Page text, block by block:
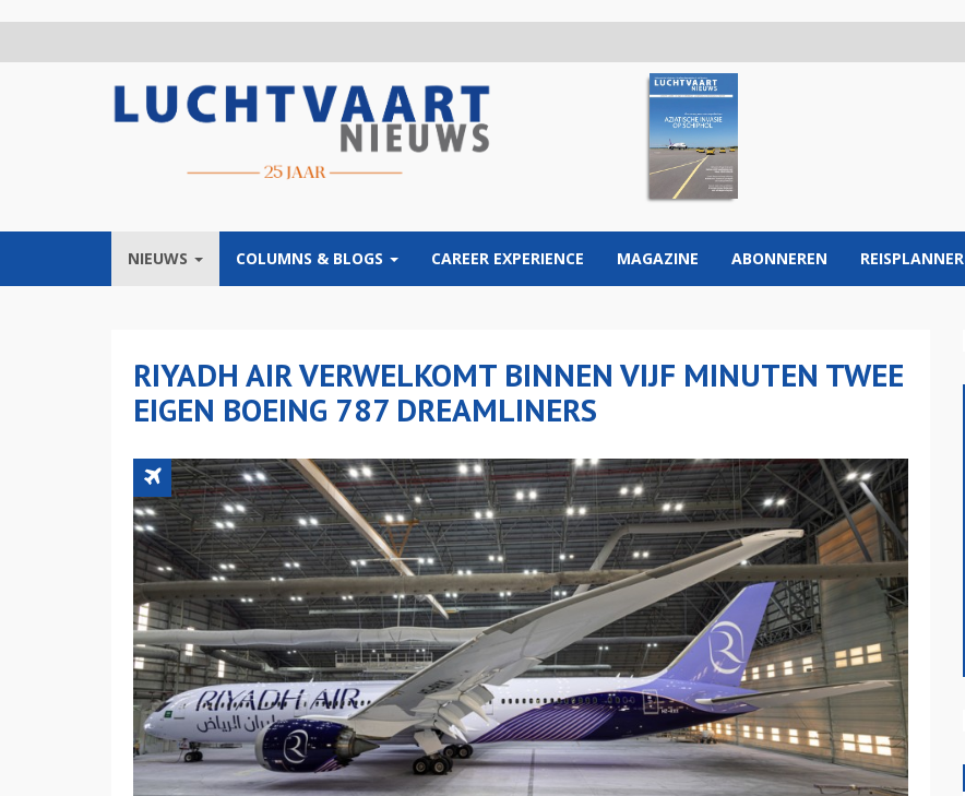
NIEUWS COLUMNS & BLOGS CAREER EXPERIENCE MAGAZINE ABONNEREN REISPLANNER
RIYADH AIR VERWELKOMT BINNEN VIJF MINUTEN TWEE
EIGEN BOEING 787 DREAMLINERS